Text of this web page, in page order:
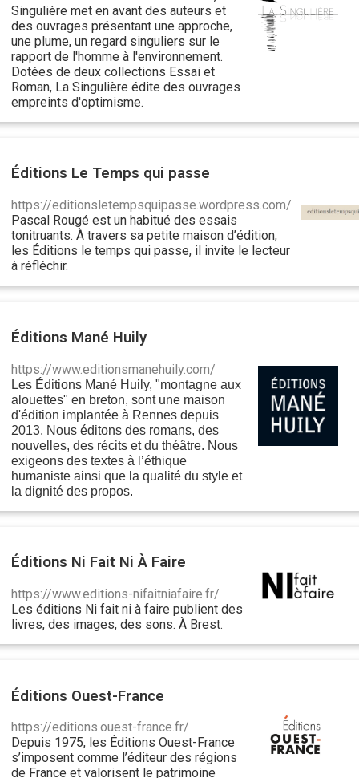
Singulière met en avant des auteurs et
des ouvrages présentant une approche,
une plume, un regard singuliers sur le
rapport de l'homme à l'environnement.
Dotées de deux collections Essai et
Roman, La Singulière édite des ouvrages
empreints d'optimisme.
Éditions Le Temps qui passe
https://editionsletempsquipasse.wordpress.com/
Pascal Rougé est un habitué des essais
tonitruants. À travers sa petite maison d’édition,
les Éditions le temps qui passe, il invite le lecteur
à réfléchir.
Éditions Mané Huily
https://www.editionsmanehuily.com/
Les Éditions Mané Huily, "montagne aux
alouettes" en breton, sont une maison
d'édition implantée à Rennes depuis
2013. Nous éditons des romans, des
nouvelles, des récits et du théâtre. Nous
exigeons des textes à l’éthique
humaniste ainsi que la qualité du style et
la dignité des propos.
Éditions Ni Fait Ni À Faire
https://www.editions-nifaitniafaire.fr/
Les éditions Ni fait ni à faire publient des
livres, des images, des sons. À Brest.
Éditions Ouest-France
https://editions.ouest-france.fr/
Depuis 1975, les Éditions Ouest-France
s’imposent comme l’éditeur des régions
de France et valorisent le patrimoine